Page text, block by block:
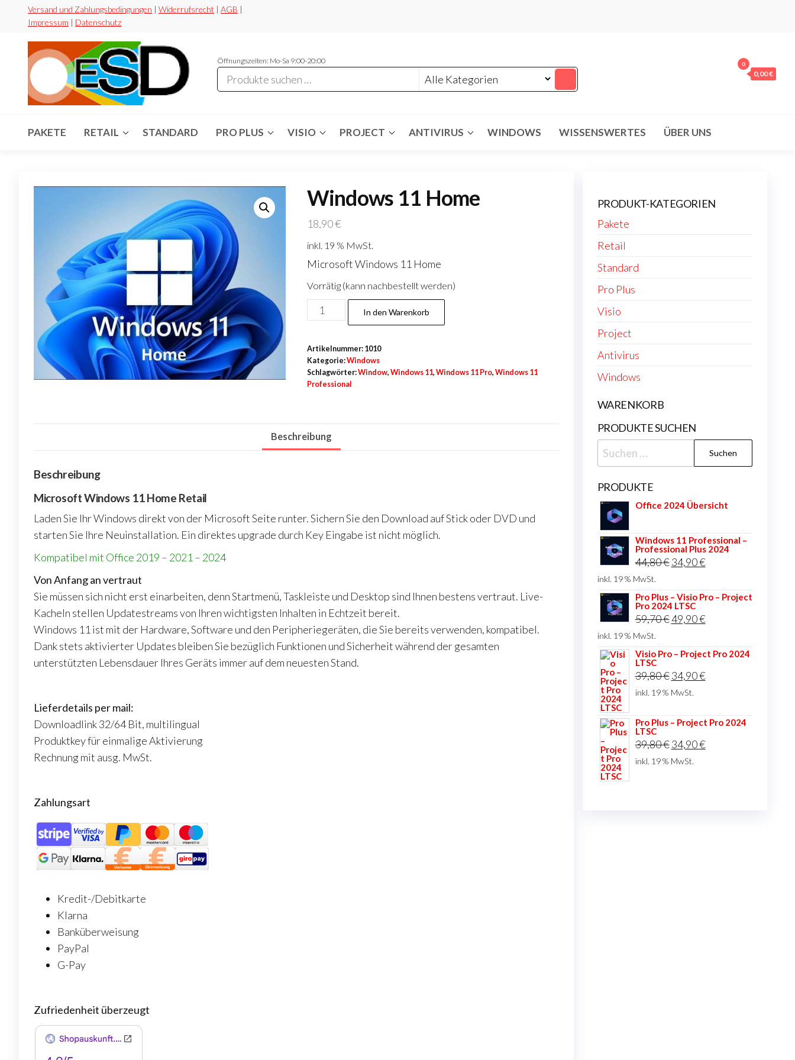
springen
Versand und Zahlungsbedingungen | Widerrufsrecht | AGB |
Impressum | Datenschutz
Handel
Preiswert
Öffnungszeiten: Mo-Sa 9:00-20:00 0
0,00 €
PAKETE RETAIL STANDARD PRO PLUS VISIO PROJECT ANTIVIRUS WINDOWS WISSENSWERTES ÜBER UNS
Windows 11 Home
18,90€
inkl. 19 % MwSt.
Microsoft Windows 11 Home
Vorrätig (kann nachbestellt werden)
Windows
11
Menge
In den Warenkorb
Artikelnummer: 1010
Kategorie:Windows
Schlagwörter:Window, Windows 11, Windows 11 Pro, Windows 11
Professional
Beschreibung
Beschreibung
Microsoft Windows 11 Home Retail
Laden Sie Ihr Windows direkt von der Microsoft Seite runter. Sichern Sie den Download auf Stick oder DVD und
starten Sie Ihre Neuinstallation. Ein direktes upgrade durch Key Eingabe ist nicht möglich.
Kompatibel mit Office 2019 – 2021 – 2024
Von Anfang an vertraut
Sie müssen sich nicht erst einarbeiten, denn Startmenü, Taskleiste und Desktop sind Ihnen bestens vertraut. Live-
Kacheln stellen Updatestreams von Ihren wichtigsten Inhalten in Echtzeit bereit.
Windows 11 ist mit der Hardware, Software und den Peripheriegeräten, die Sie bereits verwenden, kompatibel.
Dank stets aktivierter Updates bleiben Sie bezüglich Funktionen und Sicherheit während der gesamten
unterstützten Lebensdauer Ihres Geräts immer auf dem neuesten Stand.
Lieferdetails per mail:
Downloadlink 32/64 Bit, multilingual
Produktkey für einmalige Aktivierung
Rechnung mit ausg. MwSt.
Zahlungsart
Kredit-/Debitkarte
Klarna
Banküberweisung
PayPal
G-Pay
Zufriedenheit überzeugt
PRODUKT-KATEGORIEN
Pakete
Retail
Standard
Pro Plus
Visio
Project
Antivirus
Windows
WARENKORB
PRODUKTE SUCHEN
Suchen
nach:
PRODUKTE
Office 2024 Übersicht
Windows 11 Professional –
Professional Plus 2024
44,80€ Ursprünglicher
war:
44,80 €
34,90€Aktueller
ist:
inkl. 19 % MwSt.
Pro Plus – Visio Pro – Project
Pro 2024 LTSC
59,70€Ursprünglicher
war:
49,90€Aktueller
ist:
inkl. 19 % MwSt.
Visio Pro – Project Pro 2024
LTSC
39,80€ Ursprünglicher
Preis
39,80 €
34,90€Aktueller
34,90 €.
inkl. 19 % MwSt.
Pro Plus – Project Pro 2024
LTSC
39,80€ Ursprünglicher
Preis
34,90€Aktueller
inkl. 19 % MwSt.